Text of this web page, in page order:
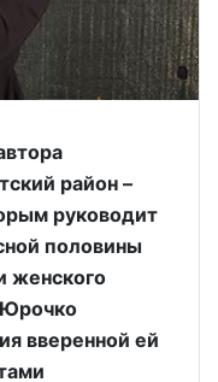
район –
руководит
половины
женского
Юрочко
вверенной ей